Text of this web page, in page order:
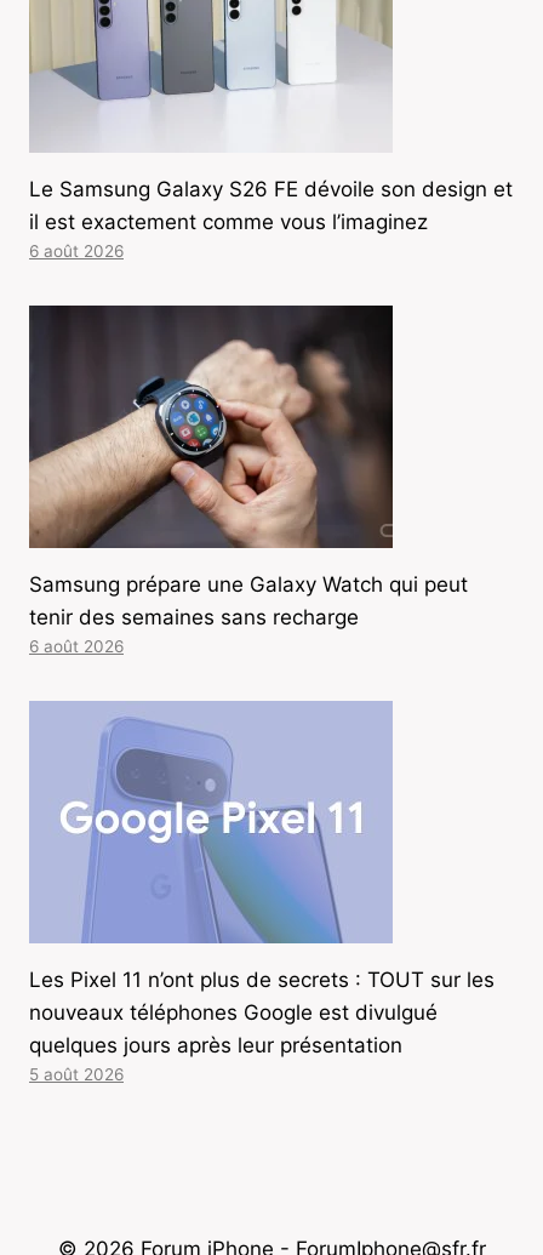
Le Samsung Galaxy S26 FE dévoile son design et
il est exactement comme vous l’imaginez
6 août 2026
Samsung prépare une Galaxy Watch qui peut
tenir des semaines sans recharge
6 août 2026
Les Pixel 11 n’ont plus de secrets : TOUT sur les
nouveaux téléphones Google est divulgué
quelques jours après leur présentation
5 août 2026
© 2026 Forum iPhone - ForumIphone@sfr.fr